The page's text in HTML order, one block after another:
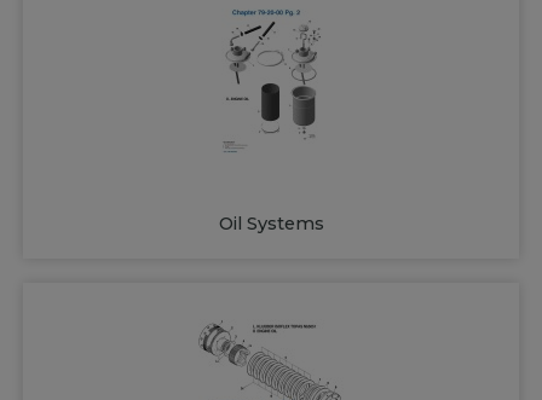
Oil Systems